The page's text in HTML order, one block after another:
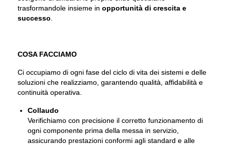
trasformandole insieme in opportunità di crescita e
successo
COSA FACCIAMO
Ci occupiamo di ogni fase del ciclo di vita dei sistemi e delle
soluzioni che realizziamo, garantendo qualità, affidabilità e
continuità operativa.
Collaudo
Verifichiamo con precisione il corretto funzionamento di
ogni componente prima della messa in servizio,
assicurando prestazioni conformi agli standard e alle